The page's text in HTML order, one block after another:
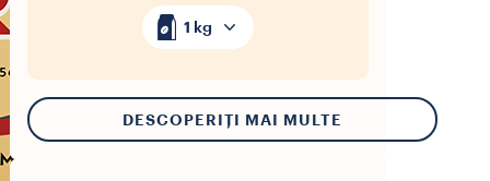
1 kg
DESCOPERIȚI MAI MULTE